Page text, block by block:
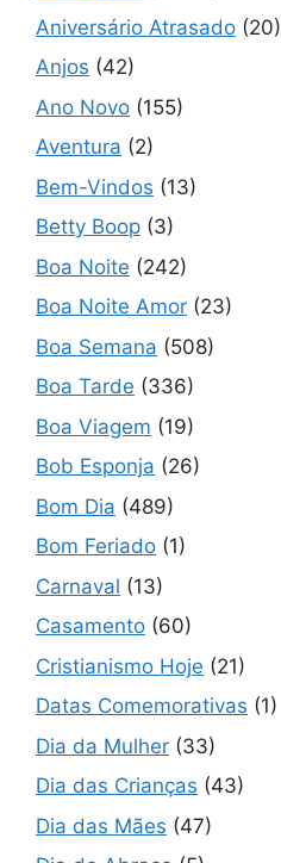
Aniversário Atrasado (20)
Anjos (42)
Ano Novo (155)
Aventura (2)
Bem-Vindos (13)
Betty Boop (3)
Boa Noite (242)
Boa Noite Amor (23)
Boa Semana (508)
Boa Tarde (336)
Boa Viagem (19)
Bob Esponja (26)
Bom Dia (489)
Bom Feriado (1)
Carnaval (13)
Casamento (60)
Cristianismo Hoje (21)
Datas Comemorativas (1)
Dia da Mulher (33)
Dia das Crianças (43)
Dia das Mães (47)